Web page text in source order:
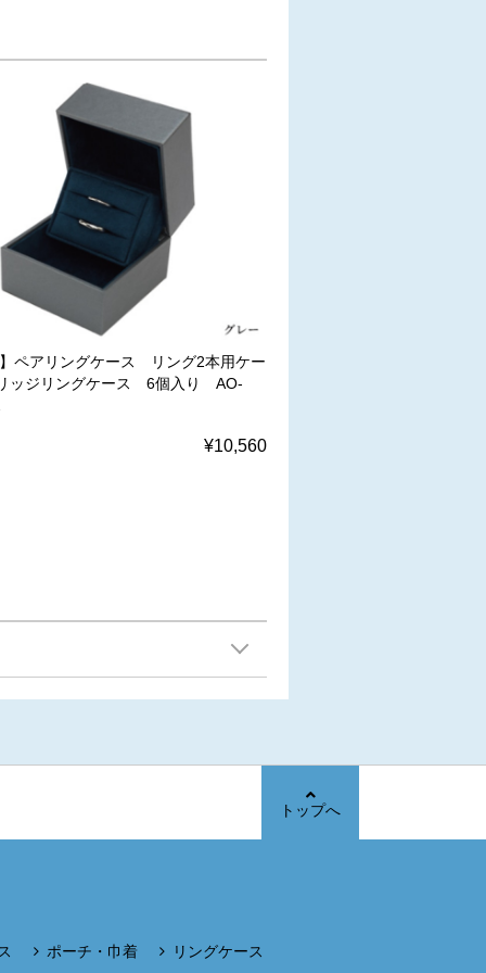
ペアリングケース リング2本用ケー
ッジリングケース 6個入り AO-
¥10,560
トップへ
ポーチ・巾着 リングケース